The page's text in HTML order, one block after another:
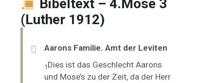
Bibeltext – 4.Mose 3
(Luther 1912)
Aarons Familie. Amt der Leviten
1 Dies ist das GeschlechtAarons
und Mose’s zu der Zeit, da der Herr